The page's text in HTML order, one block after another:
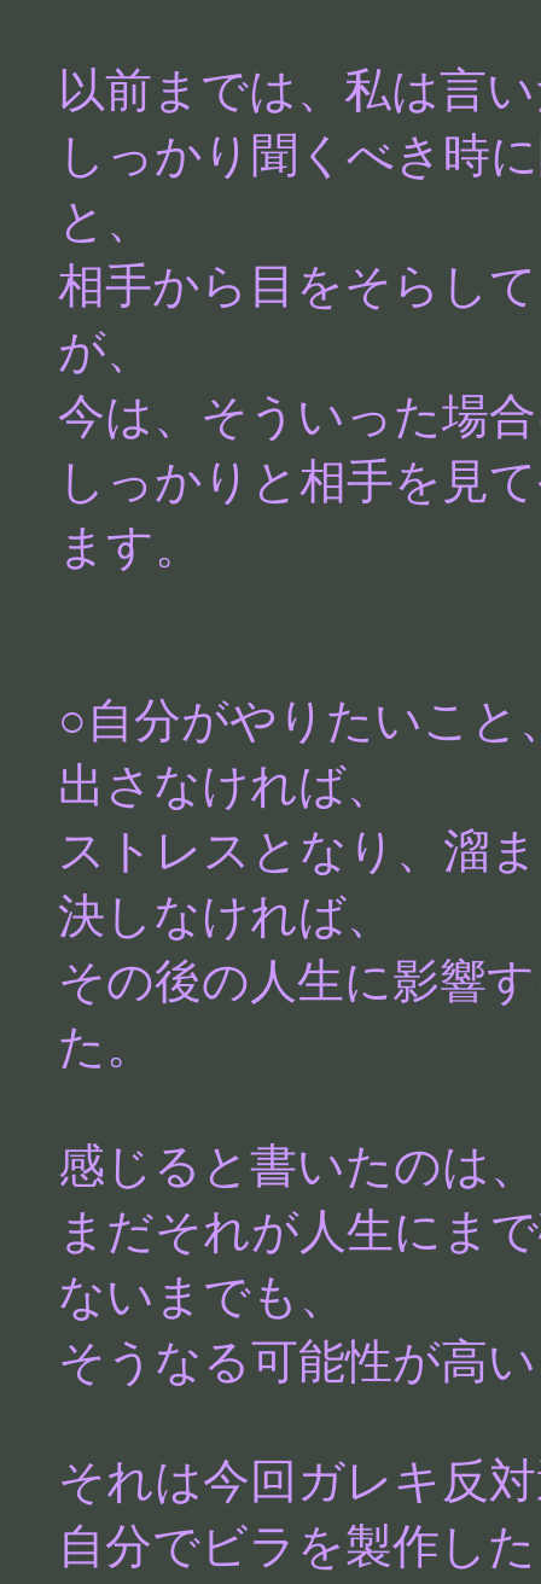
以前までは、私は言
しっかり聞くべき時
と、
相手から目をそらし
が、
今は、そういった場
しっかりと相手を見
ます。
○自分がやりたいこと
出さなければ、
ストレスとなり、溜
決しなければ、
その後の人生に影響
た。
感じると書いたのは、
まだそれが人生にま
ないまでも、
そうなる可能性が高
それは今回ガレキ反
自分でビラを製作し